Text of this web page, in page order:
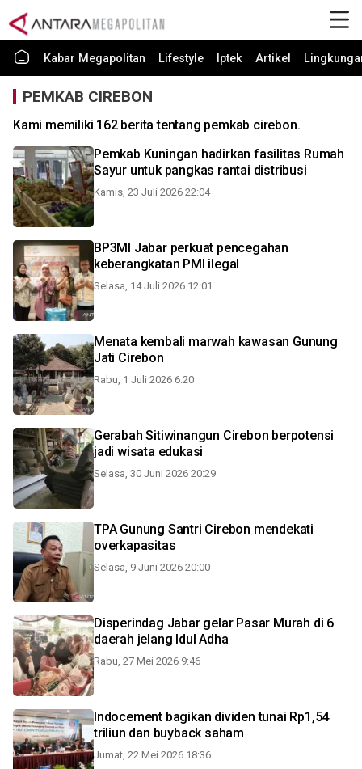
Kabar Megapolitan Lifestyle Iptek Artikel
PEMKAB CIREBON
Kami memiliki 162 berita tentang pemkab cirebon.
Pemkab Kuningan hadirkan fasilitas Rumah
Sayur untuk pangkas rantai distribusi
Kamis, 23 Juli 2026 22:04
BP3MI Jabar perkuat pencegahan
keberangkatan PMI ilegal
Selasa, 14 Juli 2026 12:01
Menata kembali marwah kawasan Gunung
Jati Cirebon
Rabu, 1 Juli 2026 6:20
Gerabah Sitiwinangun Cirebon berpotensi
jadi wisata edukasi
Selasa, 30 Juni 2026 20:29
TPA Gunung Santri Cirebon mendekati
overkapasitas
Selasa, 9 Juni 2026 20:00
Disperindag Jabar gelar Pasar Murah di 6
daerah jelang Idul Adha
Rabu, 27 Mei 2026 9:46
Indocement bagikan dividen tunai Rp1,54
triliun dan buyback saham
Jumat, 22 Mei 2026 18:36